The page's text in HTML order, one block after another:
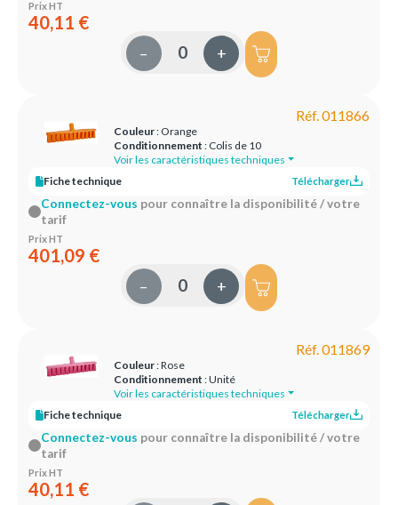
Prix HT
40,11 €
– +
Réf. 011866
Couleur: Orange
Conditionnement : Colis de 10
Voir les caractéristiques techniques
Fiche technique
Télécharger
Connectez-vous pour connaître la disponibilité / votre
tarif
Prix HT
401,09 €
– +
Réf. 011869
Couleur: Rose
Conditionnement : Unité
Voir les caractéristiques techniques
Fiche technique
Télécharger
Connectez-vous pour connaître la disponibilité / votre
tarif
Prix HT
40,11 €